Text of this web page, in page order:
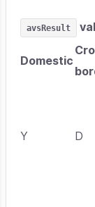
avsResult
Domestic
Y D